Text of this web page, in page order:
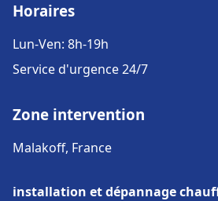
Horaires
Lun-Ven: 8h-19h
Service d'urgence 24/7
Zone intervention
Malakoff, France
installation et dépannage